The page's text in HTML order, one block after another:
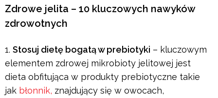
Zdrowe jelita – 10 kluczowych nawyków
zdrowotnych
Stosuj dietę bogatą w prebiotyki – kluczowym
elementem zdrowej mikrobioty jelitowej jest
dieta obfitująca w produkty prebiotyczne takie
jak błonnik, znajdujący się w owocach,